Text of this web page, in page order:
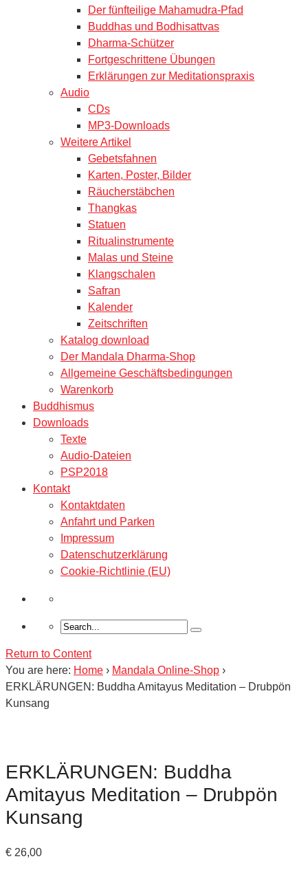
Der fünfteilige Mahamudra-Pfad
Buddhas und Bodhisattvas
Dharma-Schützer
Fortgeschrittene Übungen
Erklärungen zur Meditationspraxis
Audio
CDs
MP3-Downloads
Weitere Artikel
Gebetsfahnen
Karten, Poster, Bilder
Räucherstäbchen
Thangkas
Statuen
Ritualinstrumente
Malas und Steine
Klangschalen
Safran
Kalender
Zeitschriften
Katalog download
Der Mandala Dharma-Shop
Allgemeine Geschäftsbedingungen
Warenkorb
Buddhismus
Downloads
Texte
Audio-Dateien
PSP2018
Kontakt
Kontaktdaten
Anfahrt und Parken
Impressum
Datenschutzerklärung
Cookie-Richtlinie (EU)
Return to Content
You are here: Home › Mandala Online-Shop ›
ERKLÄRUNGEN: Buddha Amitayus Meditation – Drubpön
Kunsang
ERKLÄRUNGEN: Buddha
Amitayus Meditation – Drubpön
Kunsang
€ 26,00